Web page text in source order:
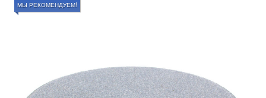
МЫ РЕКОМЕНДУЕМ!